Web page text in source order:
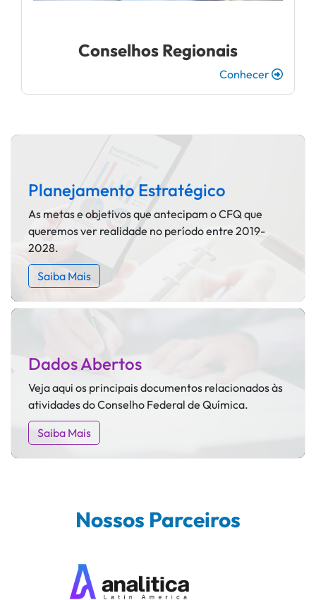
Conselhos Regionais
Conhecer
Planejamento Estratégico
As metas e objetivos que antecipam o CFQ que
queremos ver realidade no período entre 2019-
2028.
Saiba Mais
Dados Abertos
Veja aqui os principais documentos relacionados às
atividades do Conselho Federal de Química.
Saiba Mais
Nossos Parceiros